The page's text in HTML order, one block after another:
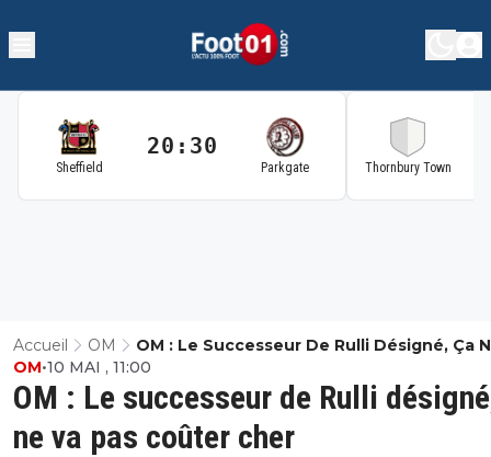
Sheffield
20:30
Parkgate Thornbury Town
Accueil OM
OM : Le Successeur De Rulli Désigné, Ça
Pas Coûter Cher
OM : Le successeur de Rulli
ne va pas coûter cher
OM•10 MAI , 11:00